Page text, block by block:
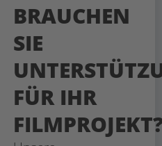
BRAUCHEN
SIE
FÜR IHR